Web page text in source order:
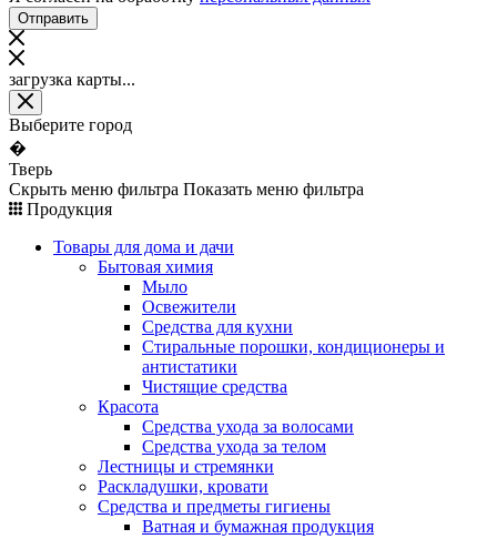
загрузка карты...
Выберите город
�
Тверь
Скрыть меню фильтра Показать меню фильтра
Продукция
Товары для дома и дачи
Бытовая химия
Мыло
Освежители
Средства для кухни
Стиральные порошки, кондиционеры и
антистатики
Чистящие средства
Красота
Средства ухода за волосами
Средства ухода за телом
Лестницы и стремянки
Раскладушки, кровати
Средства и предметы гигиены
Ватная и бумажная продукция